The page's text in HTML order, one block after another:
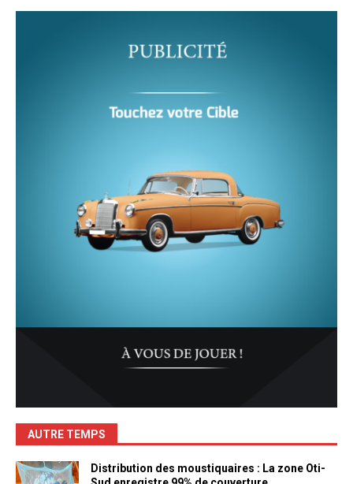
AUTRE TEMPS
Distribution des moustiquaires : La zone Oti-